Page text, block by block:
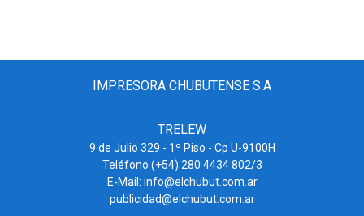
IMPRESORA CHUBUTENSE S.A
TRELEW
9 de Julio 329 - 1º Piso - Cp U-9100H
Teléfono (+54) 280 4434 802/3
E-Mail: info@elchubut.com.ar
publicidad@elchubut.com.ar